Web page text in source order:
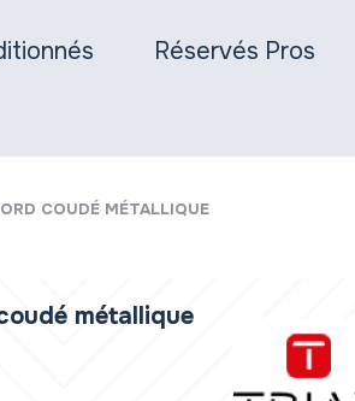
Réservés Pros
COUDÉ MÉTALLIQUE
métallique